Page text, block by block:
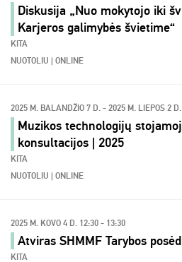
Diskusija „Nuo mokytojo iki
Karjeros galimybės švietime“
KITA
NUOTOLIU | ONLINE
2025 M. BALANDŽIO 7 D. - 2025 M. LIEPOS 2 D.
Muzikos technologijų
konsultacijos | 2025
KITA
NUOTOLIU | ONLINE
2025 M. KOVO 4 D. 12:30 - 13:30
Atviras SHMMF Tarybos
KITA